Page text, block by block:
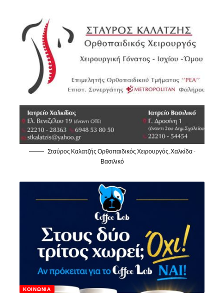
Σταύρος Καλατζής Ορθοπαιδικός Χειρουργός, Χαλκίδα -
Βασιλικό
ΚΟΙΝΩΝΊΑ